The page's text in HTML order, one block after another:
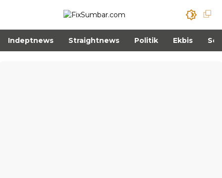
Indeptnews Straightnews Politik Ekbis